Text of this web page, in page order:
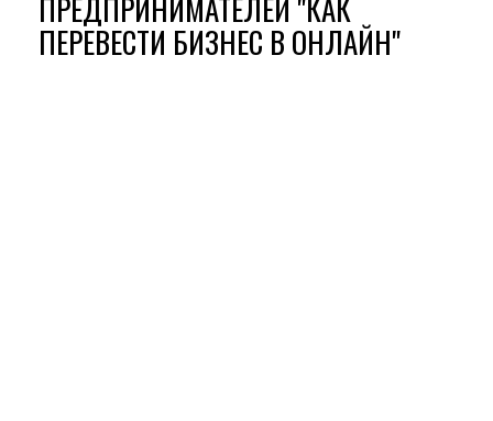
ПРЕДПРИНИМАТЕЛЕЙ "КАК
ПЕРЕВЕСТИ БИЗНЕС В ОНЛАЙН"